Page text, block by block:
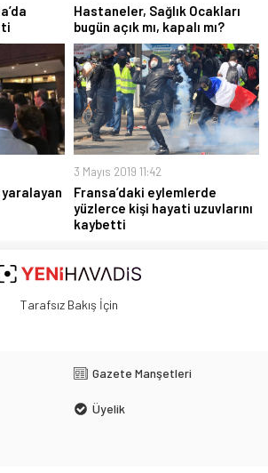
Hastaneler, Sağlık Ocakları
bugün açık mı, kapalı mı?
3 Mayıs 2019 11:42
Fransa’daki eylemlerde
yüzlerce kişi hayati uzuvlarını
kaybetti
Tarafsız Bakış İçin
Gazete Manşetleri
Üyelik